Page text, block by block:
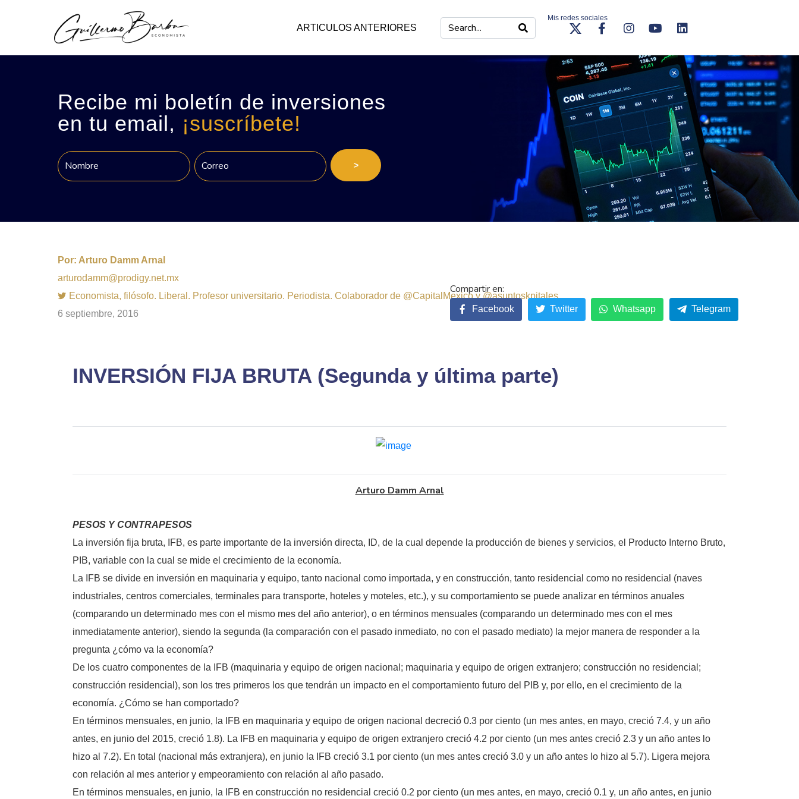
ARTICULOS ANTERIORES
Mis redes sociales
Recibe mi boletín de inversiones
en tu email, ¡suscríbete!
>
Por: Arturo Damm Arnal
arturodamm@prodigy.net.mx
Economista, filósofo. Liberal. Profesor universitario. Periodista. Colaborador de @CapitalMexico y @asuntoskpitales
6 septiembre, 2016
INVERSIÓN FIJA BRUTA (Segunda y última parte)
Arturo Damm Arnal
PESOS Y CONTRAPESOS
La inversión fija bruta, IFB, es parte importante de la inversión directa, ID, de la cual depende la producción de bienes y servicios, el Producto Interno Bruto,
PIB, variable con la cual se mide el crecimiento de la economía.
La IFB se divide en inversión en maquinaria y equipo, tanto nacional como importada, y en construcción, tanto residencial como no residencial (naves
industriales, centros comerciales, terminales para transporte, hoteles y moteles, etc.), y su comportamiento se puede analizar en términos anuales
(comparando un determinado mes con el mismo mes del año anterior), o en términos mensuales (comparando un determinado mes con el mes
inmediatamente anterior), siendo la segunda (la comparación con el pasado inmediato, no con el pasado mediato) la mejor manera de responder a la
pregunta ¿cómo va la economía?
De los cuatro componentes de la IFB (maquinaria y equipo de origen nacional; maquinaria y equipo de origen extranjero; construcción no residencial;
construcción residencial), son los tres primeros los que tendrán un impacto en el comportamiento futuro del PIB y, por ello, en el crecimiento de la
economía. ¿Cómo se han comportado?
En términos mensuales, en junio, la IFB en maquinaria y equipo de origen nacional decreció 0.3 por ciento (un mes antes, en mayo, creció 7.4, y un año
antes, en junio del 2015, creció 1.8). La IFB en maquinaria y equipo de origen extranjero creció 4.2 por ciento (un mes antes creció 2.3 y un año antes lo
hizo al 7.2). En total (nacional más extranjera), en junio la IFB creció 3.1 por ciento (un mes antes creció 3.0 y un año antes lo hizo al 5.7). Ligera mejora
con relación al mes anterior y empeoramiento con relación al año pasado.
En términos mensuales, en junio, la IFB en construcción no residencial creció 0.2 por ciento (un mes antes, en mayo, creció 0.1 y, un año antes, en junio
Facebook Twitter Whatsapp Telegram